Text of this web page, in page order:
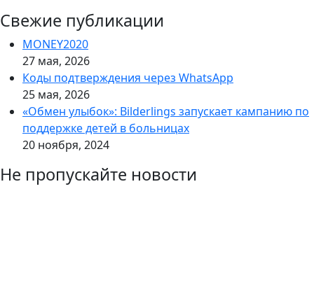
Свежие публикации
MONEY2020
27 мая, 2026
Коды подтверждения через WhatsApp
25 мая, 2026
«Обмен улыбок»: Bilderlings запускает кампанию по
поддержке детей в больницах
20 ноября, 2024
Не пропускайте новости